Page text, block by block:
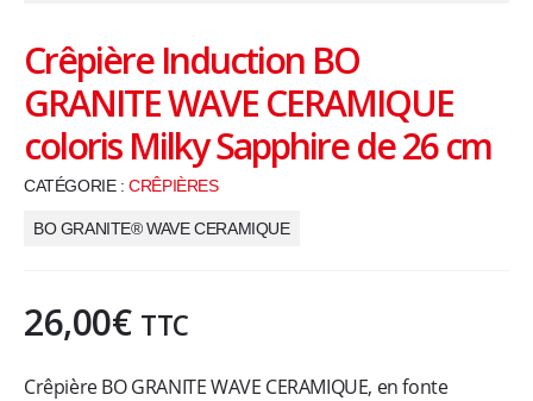
t
e
n
l
Crêpière Induction BO
GRANITE WAVE CERAMIQUE
coloris Milky Sapphire de 26 cm
CATÉGORIE :CRÊPIÈRES
BO GRANITE® WAVE CERAMIQUE
26,00€ TTC
Crêpière BO GRANITE WAVE CERAMIQUE, en fonte